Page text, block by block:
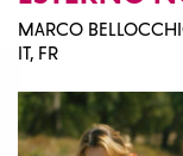
MARCO
IT, FR